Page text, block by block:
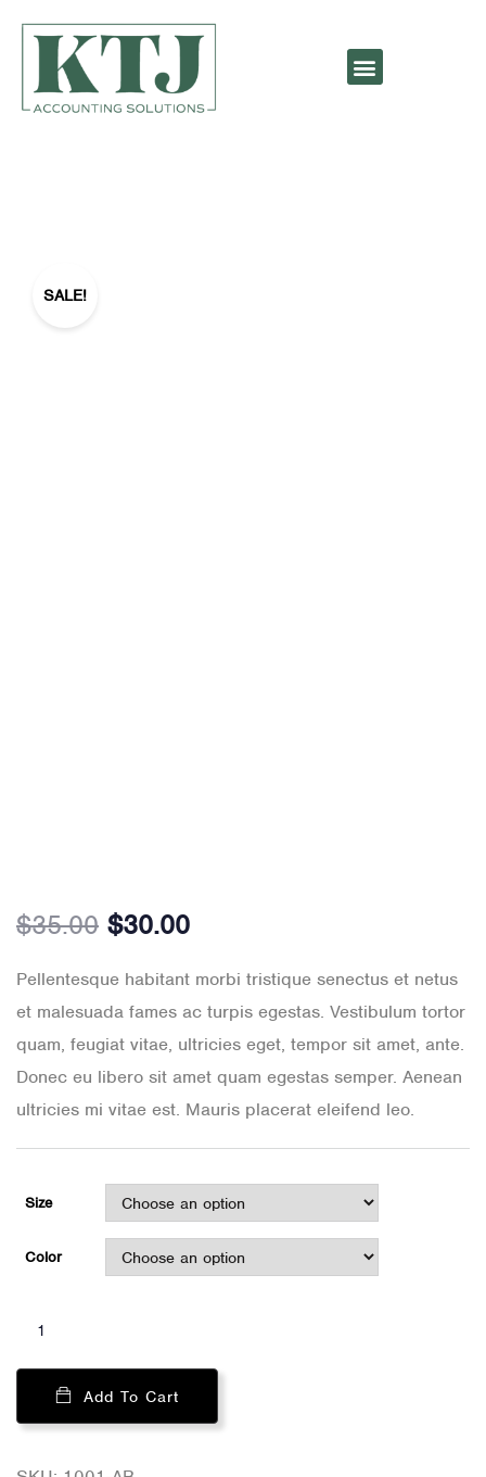
SALE!
$35.00 $30.00
Pellentesque habitant morbi tristique senectus et netus
et malesuada fames ac turpis egestas. Vestibulum tortor
quam, feugiat vitae, ultricies eget, tempor sit amet, ante.
Donec eu libero sit amet quam egestas semper. Aenean
ultricies mi vitae est. Mauris placerat eleifend leo.
Size
Color
Add To Cart